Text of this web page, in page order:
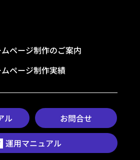
ページ制作のご案内
ページ制作実績
ル お問合せ
運用マニュアル